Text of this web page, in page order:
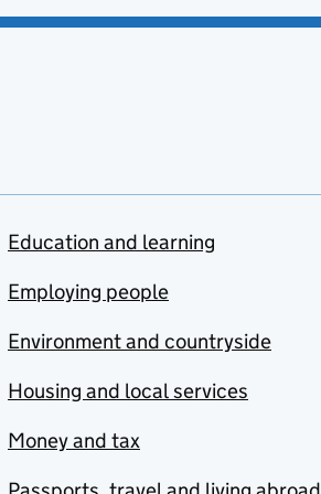
Education and learning
Employing people
Environment and countryside
Housing and local services
Money and tax